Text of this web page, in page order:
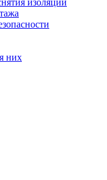
изоляции
них